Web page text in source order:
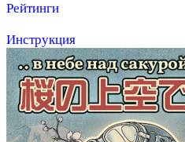
Рейтинги
Инструкция